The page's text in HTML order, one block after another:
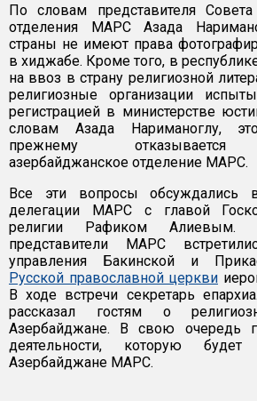
По словам представителя Совета
отделения МАРС Азада
страны не имеют права
в хиджабе. Кроме того, в
на ввоз в страну религиозной
религиозные организации
регистрацией в министерстве
словам Азада Нариманоглу,
прежнему отказывается
азербайджанское отделение МАРС.
Все эти вопросы обсуждались
делегации МАРС с главой
религии Рафиком
представители МАРС
управления Бакинской и
Русской православной церкви
В ходе встречи секретарь
рассказал гостям о
Азербайджане. В свою очередь
деятельности, которую
Азербайджане МАРС.